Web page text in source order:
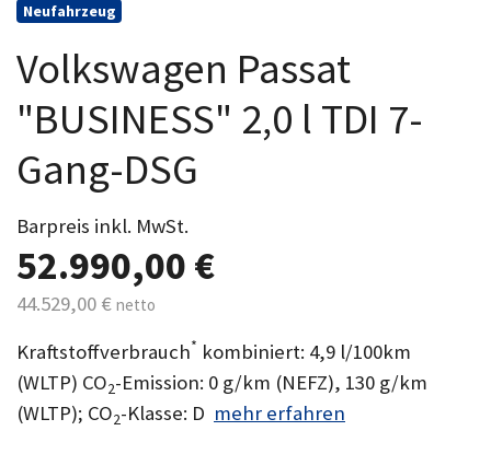
Neufahrzeug
Volkswagen Passat
"BUSINESS" 2,0 l TDI 7-
Gang-DSG
Barpreis inkl. MwSt.
52.990,00 €
44.529,00 € netto
Kraftstoffverbrauch* kombiniert: 4,9 l/100km
(WLTP) CO2-Emission: 0 g/km (NEFZ), 130 g/km
(WLTP); CO2-Klasse: D mehr erfahren